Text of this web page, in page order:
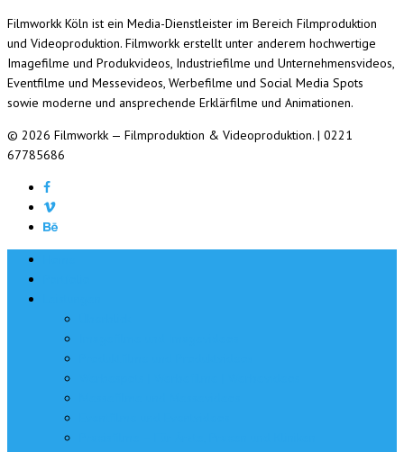
Filmworkk Köln ist ein Media-Dienstleister im Bereich Filmproduktion
und Videoproduktion. Filmworkk erstellt unter anderem hochwertige
Imagefilme und Produkvideos, Industriefilme und Unternehmensvideos,
Eventfilme und Messevideos, Werbefilme und Social Media Spots
sowie moderne und ansprechende Erklärfilme und Animationen.
© 2026 Filmworkk — Filmproduktion & Videoproduktion. | 0221
67785686